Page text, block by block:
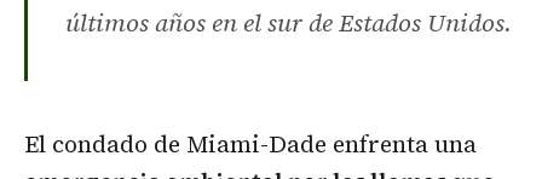
últimos años en el sur de Estados Unidos.
El condado de Miami-Dade enfrenta una